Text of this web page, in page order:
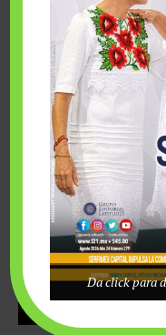
Fairmont Mayakoba y
esfuerzos para hacer
Da click para